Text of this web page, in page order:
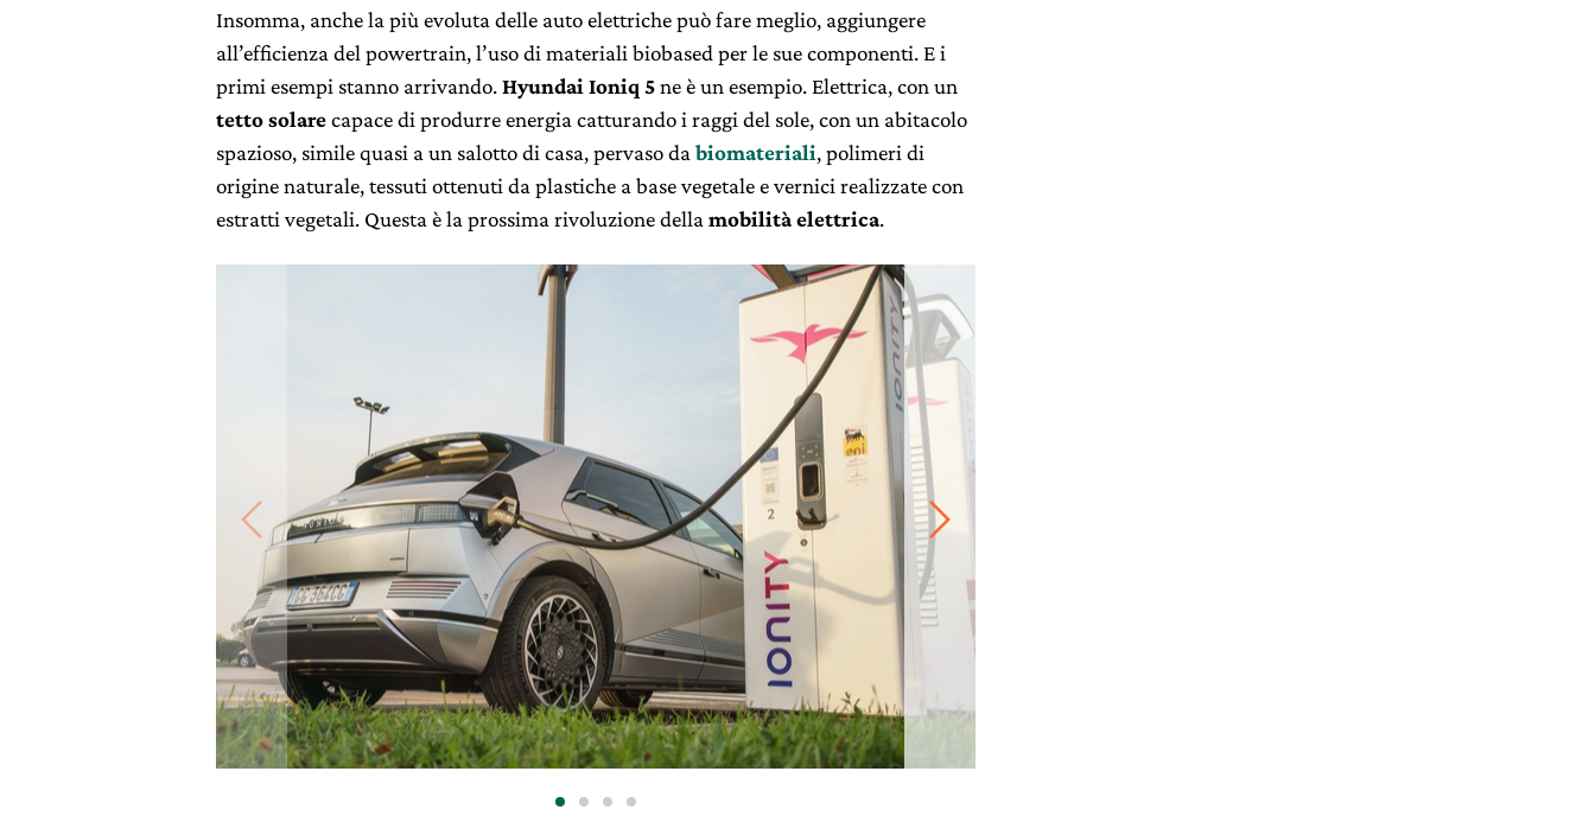
Insomma, anche la più evoluta delle auto elettriche può fare meglio, aggiungere
all’efficienza del powertrain, l’uso di materiali biobased per le sue componenti. E i
primi esempi stanno arrivando.Hyundai Ioniq 5ne è un esempio. Elettrica, con un
tetto solarecapace di produrre energia catturando i raggi del sole, con un abitacolo
spazioso, simile quasi a un salotto di casa, pervaso dabiomateriali, polimeri di
origine naturale, tessuti ottenuti da plastiche a base vegetale e vernici realizzate con
estratti vegetali. Questa è la prossima rivoluzione della mobilità elettrica.